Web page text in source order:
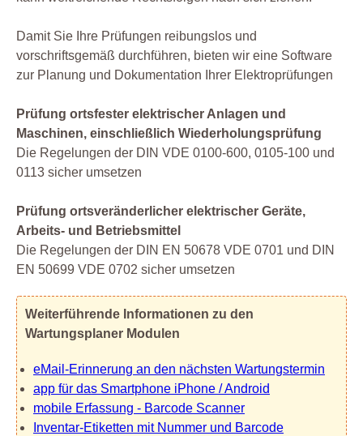
Damit Sie Ihre Prüfungen reibungslos und
vorschriftsgemäß durchführen, bieten wir eine Software
zur Planung und Dokumentation Ihrer Elektroprüfungen
Prüfung ortsfester elektrischer Anlagen und
Maschinen, einschließlich Wiederholungsprüfung
Die Regelungen der DIN VDE 0100-600, 0105-100 und
0113 sicher umsetzen
Prüfung ortsveränderlicher elektrischer Geräte,
Arbeits- und Betriebsmittel
Die Regelungen der DIN EN 50678 VDE 0701 und DIN
EN 50699 VDE 0702 sicher umsetzen
Weiterführende Informationen zu den
Wartungsplaner Modulen
eMail-Erinnerung an den nächsten Wartungstermin
app für das Smartphone iPhone / Android
mobile Erfassung - Barcode Scanner
Inventar-Etiketten mit Nummer und Barcode